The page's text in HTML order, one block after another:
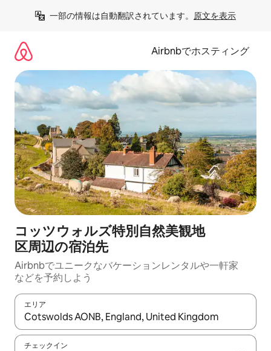
一部の情報は自動翻訳されています。 原文を表示
Airbnbでホスティング
コッツウォルズ特別自然美観地
区⁠周⁠辺⁠の宿⁠泊⁠先
Airbnbでユニークなバ⁠ケ⁠ー⁠シ⁠ョ⁠ンレ⁠ン⁠タ⁠ルや一⁠軒⁠家
な⁠ど⁠を予⁠約⁠し⁠よ⁠う
エリア
検索結果が表示されたら、上下の矢印キーを使って移動するか
チェックイン